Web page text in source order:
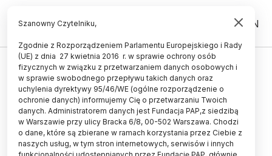
PL EN
POPULARYZACJA
Szymon Smentek – menadżer
historii
07.12.2020
aktualizacja: 07.12.2020
4 minuty czytania
Szanowny Czytelniku,
Zgodnie z Rozporządzeniem Parlamentu Europejskiego i Rady
(UE) z dnia 27 kwietnia 2016 r. w sprawie ochrony osób
fizycznych w związku z przetwarzaniem danych osobowych i
w sprawie swobodnego przepływu takich danych oraz
uchylenia dyrektywy 95/46/WE (ogólne rozporządzenie o
ochronie danych) informujemy Cię o przetwarzaniu Twoich
danych. Administratorem danych jest Fundacja PAP,z siedzibą
w Warszawie przy ulicy Bracka 6/8, 00-502 Warszawa. Chodzi
o dane, które są zbierane w ramach korzystania przez Ciebie z
naszych usług, w tym stron internetowych, serwisów i innych